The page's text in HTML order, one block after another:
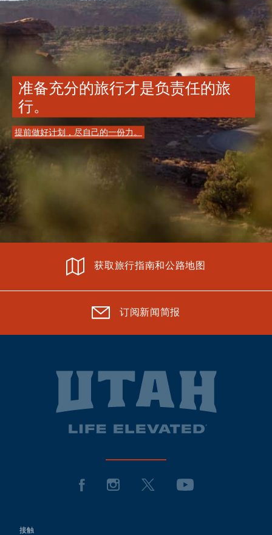
准备充分的旅行才是负责任的旅
行。
提前做好计划，尽自己的一份力。
获取旅行指南和公路地图
订阅新闻简报
接触